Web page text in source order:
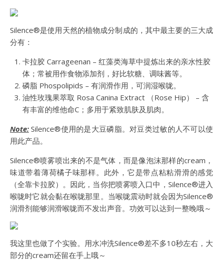
Silence®是使用天然的植物成分制成的，其中最主要的三大成
分有：
卡拉胶 Carrageenan – 红藻类海草中提炼出来的亲水性胶
体；常被用作食物添加剂，好比软糖、调味酱等。
磷脂 Phospolipids – 有润滑作用，可润湿喉咙。
油性玫瑰果萃取 Rosa Canina Extract （Rose Hip） – 含
有丰富的维他命C；多用于紧致肌肤及肌肉。
Note: Silence®使用的是大豆磷脂。对豆类过敏的人不可以使
用此产品。
Silence®喷雾喷出来的不是气体，而是像泡沫那样的cream，
味道带着薄荷橘子味那样。此外，它是带点粘粘滑滑的感觉
（全靠卡拉胶）。因此，当你把喷雾喷入口中，Silence®进入
喉咙时它就会黏在喉咙那里。当喉咙震动时就会因为Silence®
润滑剂能够润滑喉咙而不发出声音。功效可以达到一整晚哦～
我这里也做了个实验。用水冲洗Silence®差不多10秒左右，大
部分的cream还留在手上哦～